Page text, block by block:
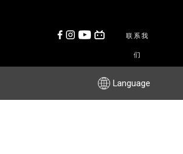
联系我
们
Language